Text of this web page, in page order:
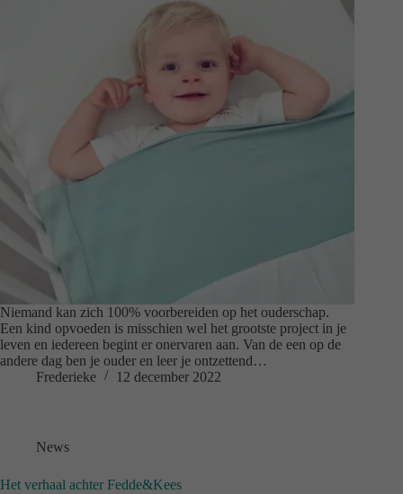
Niemand kan zich 100% voorbereiden op het ouderschap.
Een kind opvoeden is misschien wel het grootste project in je
leven en iedereen begint er onervaren aan. Van de een op de
andere dag ben je ouder en leer je ontzettend…
Frederieke
12 december 2022
News
Het verhaal achter Fedde&Kees